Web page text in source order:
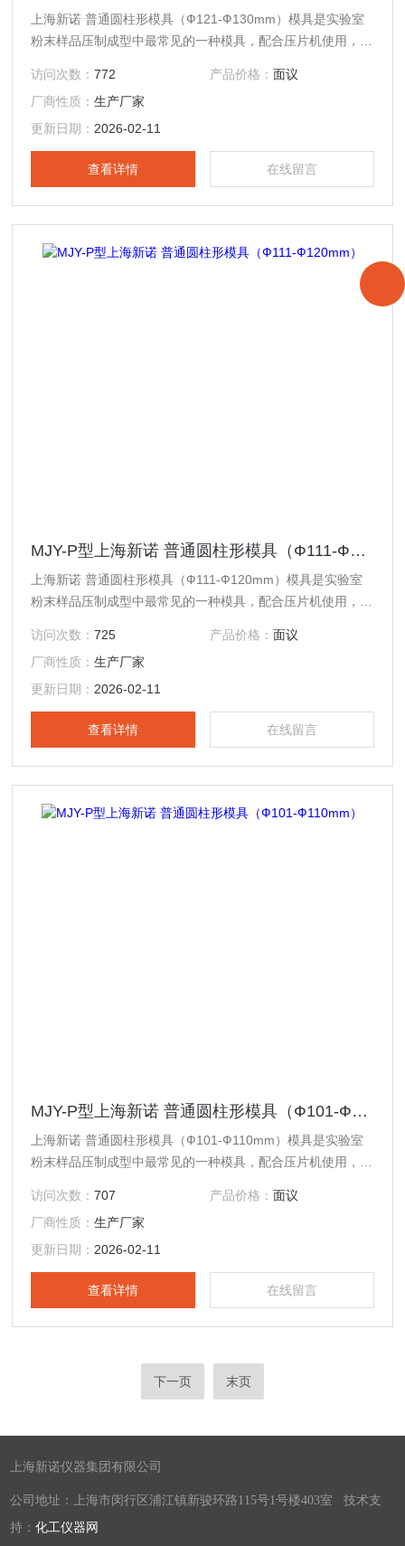
上海新诺 普通圆柱形模具（Ф121-Ф130mm）模具是实验室
粉末样品压制成型中最常见的一种模具，配合压片机使用，现
料研发等各个领域；此外，该产品还可与钙铁分析仪、傅立叶
红外光谱仪（IR）、X射线荧光光谱仪（XRF）等分析测试仪
器配套制样使用，可替代同类进口产品。
访问次数：772 产品价格： 面议
厂商性质：生产厂家
更新日期： 2026-02-11
查看详情 在线留言
MJY-P型上海新诺 普通圆柱形模具（Ф111-Ф120mm）
上海新诺 普通圆柱形模具（Ф111-Ф120mm）模具是实验室
粉末样品压制成型中最常见的一种模具，配合压片机使用，现
料研发等各个领域；此外，该产品还可与钙铁分析仪、傅立叶
红外光谱仪（IR）、X射线荧光光谱仪（XRF）等分析测试仪
器配套制样使用，可替代同类进口产品。
访问次数：725 产品价格： 面议
厂商性质：生产厂家
更新日期： 2026-02-11
查看详情 在线留言
MJY-P型上海新诺 普通圆柱形模具（Ф101-Ф110mm）
上海新诺 普通圆柱形模具（Ф101-Ф110mm）模具是实验室
粉末样品压制成型中最常见的一种模具，配合压片机使用，现
料研发等各个领域；此外，该产品还可与钙铁分析仪、傅立叶
红外光谱仪（IR）、X射线荧光光谱仪（XRF）等分析测试仪
器配套制样使用，可替代同类进口产品。
访问次数：707 产品价格： 面议
厂商性质：生产厂家
更新日期： 2026-02-11
查看详情 在线留言
下一页 末页
上海新诺仪器集团有限公司
公司地址：上海市闵行区浦江镇新骏环路115号1号楼403室 技术支
持：化工仪器网